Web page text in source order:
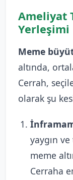
Ameliyat
Yerleşimi
Meme
altında,
Cerrah,
olarak şu
yaygın
meme
Cerraha